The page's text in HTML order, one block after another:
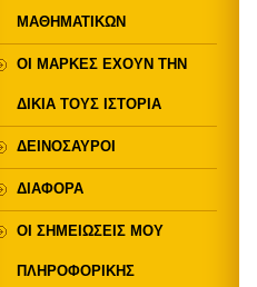
ΜΑΘΗΜΑΤΙΚΩΝ
ΟΙ ΜΑΡΚΕΣ ΕΧΟΥΝ ΤΗΝ
ΔΙΚΙΑ ΤΟΥΣ ΙΣΤΟΡΙΑ
ΔΕΙΝΟΣΑΥΡΟΙ
ΔΙΑΦΟΡΑ
ΟΙ ΣΗΜΕΙΩΣΕΙΣ ΜΟΥ
ΠΛΗΡΟΦΟΡΙΚΗΣ